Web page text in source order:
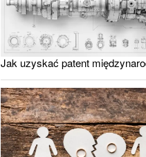
Jak uzyskać patent